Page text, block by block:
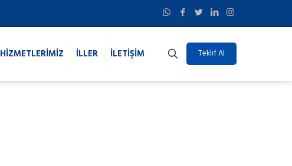
HİZMETLERİMİZ İLLER İLETİŞİM Teklif Al